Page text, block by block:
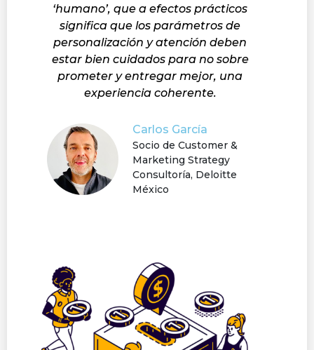
‘humano’, que a efectos prácticos
significa que los parámetros de
personalización y atención deben
estar bien cuidados para no sobre
prometer y entregar mejor, una
experiencia coherente.
Carlos García
Socio de Customer &
Marketing Strategy
Consultoría, Deloitte
México